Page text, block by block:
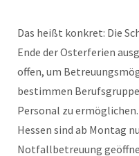
Das heißt konkret: Die
Ende der Osterferien
offen, um
bestimmen
Personal zu
Hessen sind ab Montag
Notfallbetreuung